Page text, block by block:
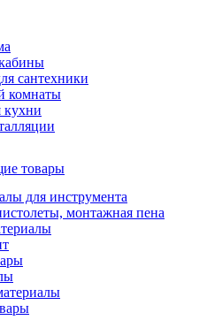
сантехники
комнаты
товары
для инструмента
монтажная пена